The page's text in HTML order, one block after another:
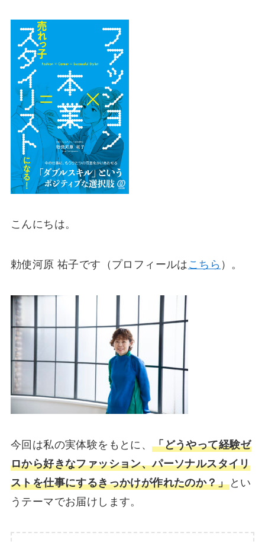
こんにちは。
勅使河原 祐子です（プロフィールは こちら ）。
今回は私の実体験をもとに、「どうやって経験ゼ
ロから好きなファッション、パーソナルスタイリ
ストを仕事にするきっかけが作れたのか？」とい
うテーマでお届けします。